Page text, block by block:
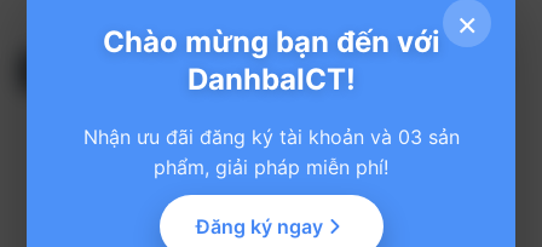
Đăng nhập bằng mật khẩu
×
Chào mừng bạn đến với
DanhbaICT!
Nhận ưu đãi đăng ký tài khoản và 03 sản
phẩm, giải pháp miễn phí!
Đăng ký ngay